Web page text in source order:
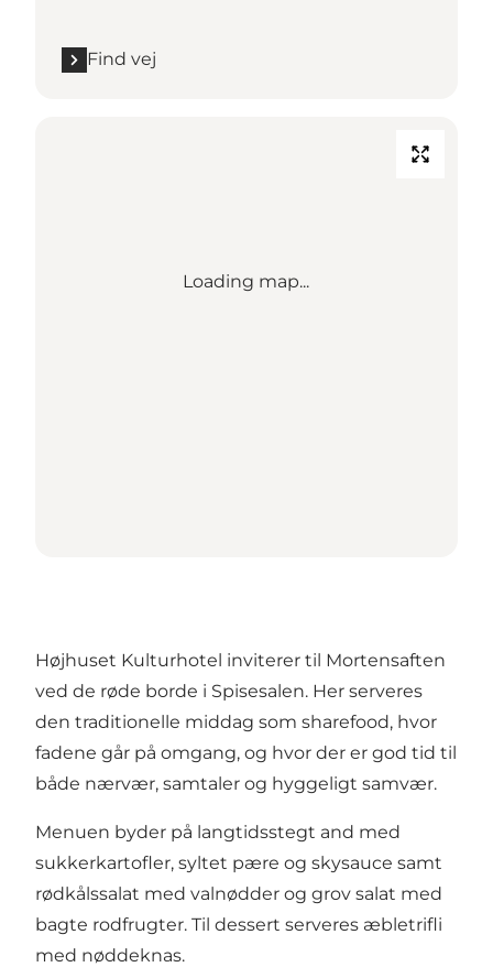
Find vej
Loading map...
Højhuset Kulturhotel inviterer til Mortensaften
ved de røde borde i Spisesalen. Her serveres
den traditionelle middag som sharefood, hvor
fadene går på omgang, og hvor der er god tid til
både nærvær, samtaler og hyggeligt samvær.
Menuen byder på langtidsstegt and med
sukkerkartofler, syltet pære og skysauce samt
rødkålssalat med valnødder og grov salat med
bagte rodfrugter. Til dessert serveres æbletrifli
med nøddeknas.